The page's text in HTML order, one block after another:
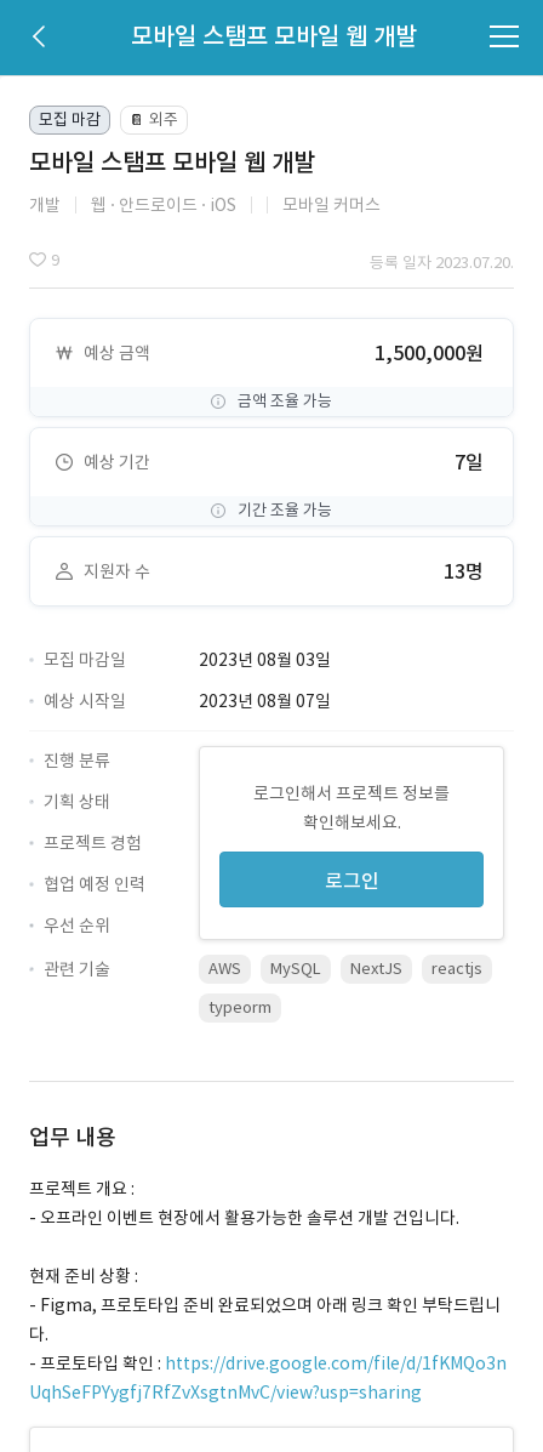
모바일 스탬프 모바일 웹 개발
모집 마감 📔 외주
모바일 스탬프 모바일 웹 개발
개발 웹 안드로이드 iOS 모바일 커머스
9 등록 일자 2023.07.20.
예상 금액 1,500,000원
금액 조율 가능
예상 기간 7일
기간 조율 가능
지원자 수 13명
모집 마감일
2023년 08월 03일
예상 시작일
2023년 08월 07일
로그인해서 프로젝트 정보를
확인해보세요.
로그인
진행 분류
기획 상태
프로젝트 경험
협업 예정 인력
우선 순위
관련 기술
AWS MySQL NextJS
reactjs
typeorm
업무 내용
프로젝트 개요 :
- 오프라인 이벤트 현장에서 활용가능한 솔루션 개발 건입니다.
현재 준비 상황 :
- Figma, 프로토타입 준비 완료되었으며 아래 링크 확인 부탁드립니
다.
- 프로토타입 확인 : https://drive.google.com/file/d/1fKMQo3n
UqhSeFPYygfj7RfZvXsgtnMvC/view?usp=sharing